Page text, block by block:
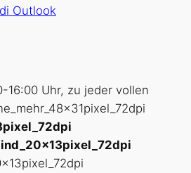
Outlook
16:00 Uhr, zu jeder vollen